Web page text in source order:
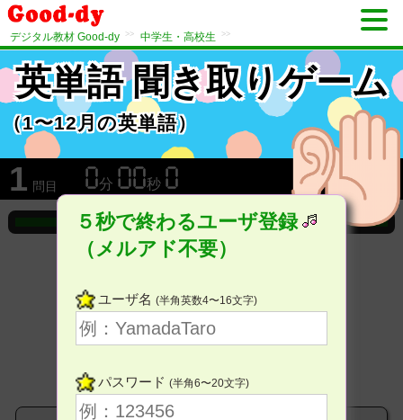
デジタル教材 Good-dy >> 中学生・高校生 >>
英単語 聞き取りゲーム
（1〜12月の英単語）
1 問目 分 秒
５秒で終わるユーザ登録
（メルアド不要）
ユーザ名 (半角英数4〜16文字)
パスワード (半角6〜20文字)